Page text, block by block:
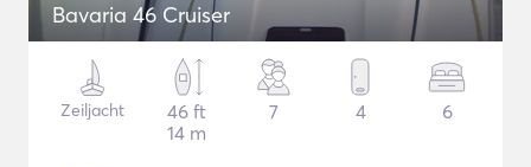
Bavaria 46 Cruiser
Zeiljacht
46 ft
14 m
7 4 6